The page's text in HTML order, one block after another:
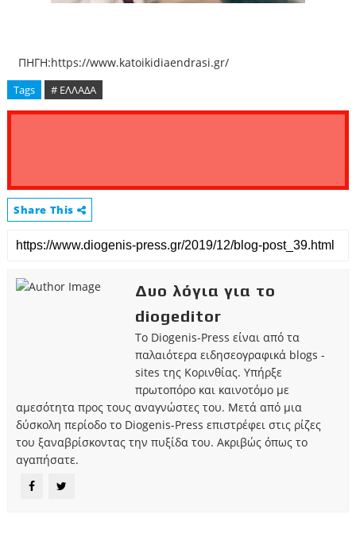
ΠΗΓΗ:https://www.katoikidiaendrasi.gr/
Tags # ΕΛΛΑΔΑ
Share This
Δυο λόγια για το
diogeditor
Το Diogenis-Press είναι από τα
παλαιότερα ειδησεογραφικά blogs -
sites της Κορινθίας. Υπήρξε
πρωτοπόρο και καινοτόμο με
αμεσότητα προς τους αναγνώστες του. Μετά από μια
δύσκολη περίοδο το Diogenis-Press επιστρέφει στις ρίζες
του ξαναβρίσκοντας την πυξίδα του. Ακριβώς όπως το
αγαπήσατε.